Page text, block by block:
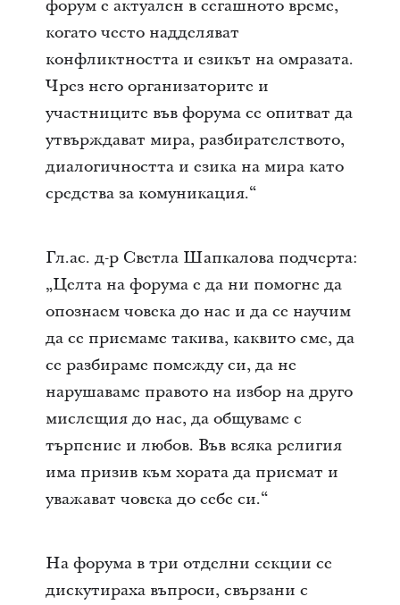
форум е актуален в сегашното време,
когато често надделяват
конфликтността и езикът на омразата.
Чрез него организаторите и
участниците във форума се опитват да
утвърждават мира, разбирателството,
диалогичността и езика на мира като
средства за комуникация.“
Гл.ас. д-р Светла Шапкалова подчерта:
„Целта на форума е да ни помогне да
опознаем човека до нас и да се научим
да се приемаме такива, каквито сме, да
се разбираме помежду си, да не
нарушаваме правото на избор на друго
мислещия до нас, да общуваме с
търпение и любов. Във всяка религия
има призив към хората да приемат и
уважават човека до себе си.“
На форума в три отделни секции се
дискутираха въпроси, свързани с